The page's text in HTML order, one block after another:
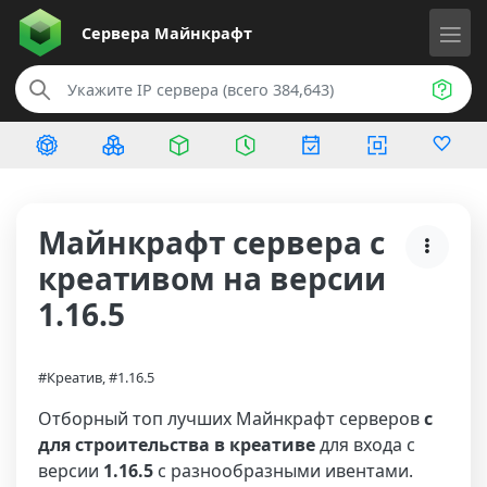
Сервера Майнкрафт
Майнкрафт сервера с
креативом на версии
1.16.5
#Креатив, #1.16.5
Отборный топ лучших Майнкрафт серверовс
для строительства в креативедля входа с
версии 1.16.5 с разнообразными ивентами.